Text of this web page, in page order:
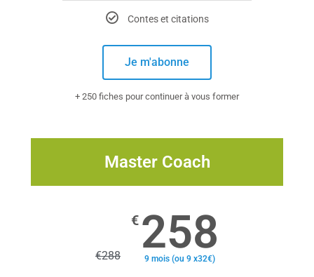
Contes et citations
Je m'abonne
+ 250 fiches pour continuer à vous former
Master Coach
€288
€ 258
9 mois (ou 9 x32€)